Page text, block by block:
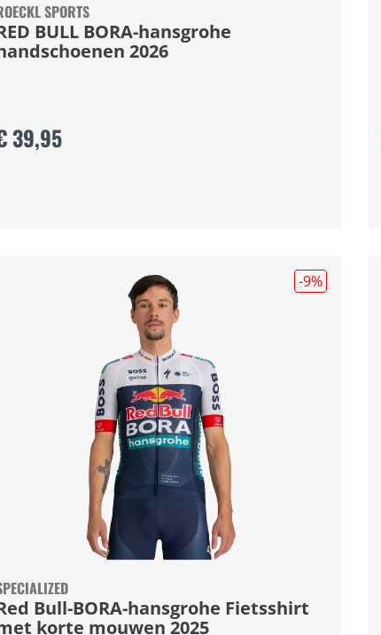
SPORTS
BULL BORA-hansgrohe
2026
39,95
-9%
Bull-BORA-hansgrohe Fietsshirt
korte mouwen 2025